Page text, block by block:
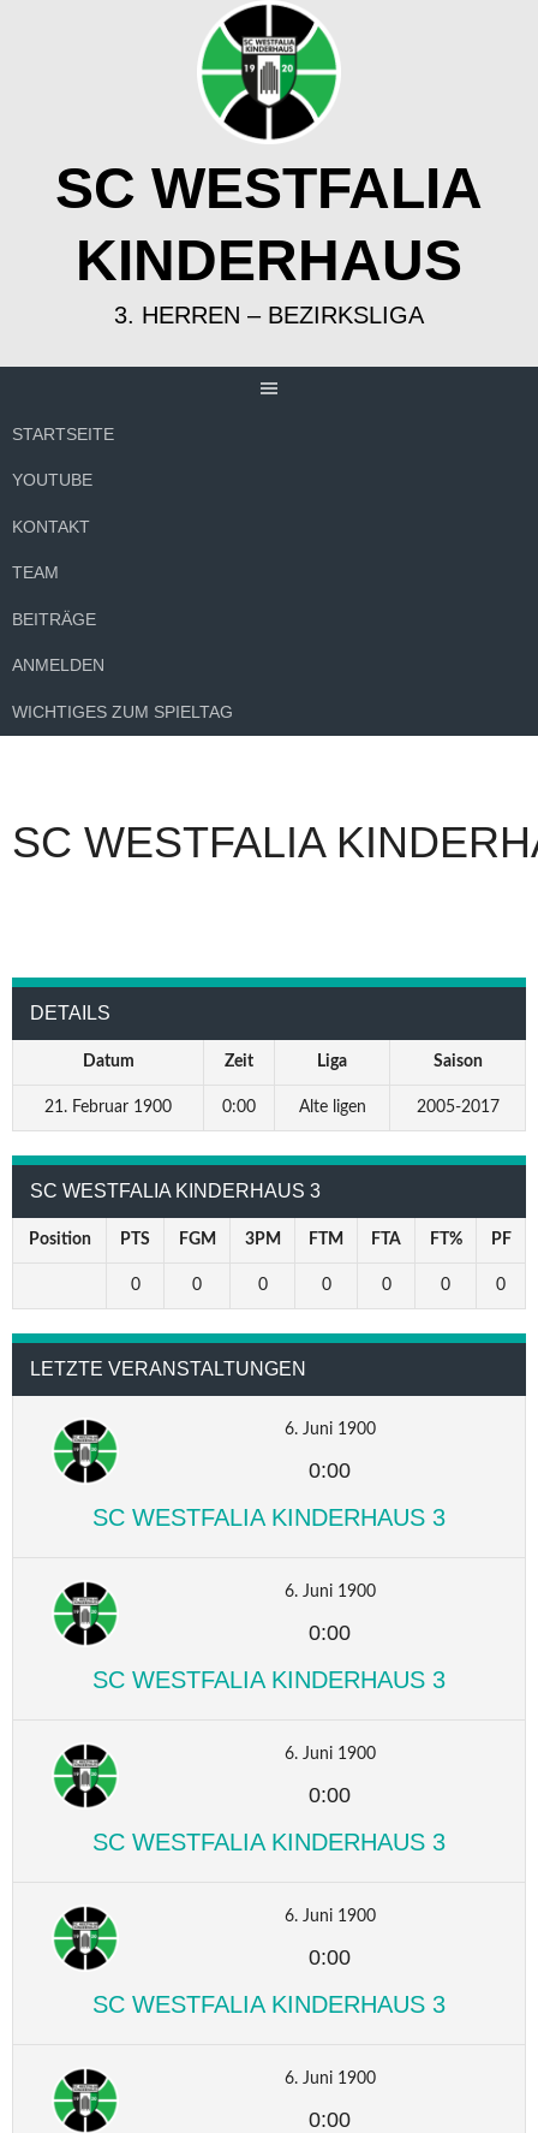
SC WESTFALIA
KINDERHAUS
3. HERREN – BEZIRKSLIGA
STARTSEITE
YOUTUBE
KONTAKT
TEAM
BEITRÄGE
ANMELDEN
WICHTIGES ZUM SPIELTAG
SC WESTFALIA
DETAILS
Datum Zeit Liga Saison
21. Februar 1900 0:00 Alte ligen 2005-2017
SC WESTFALIA KINDERHAUS 3
Position PTS FGM 3PM FTM FTA FT% PF
0 0 0 0 0 0 0
LETZTE VERANSTALTUNGEN
6. Juni 1900
0:00
SC WESTFALIA KINDERHAUS 3
6. Juni 1900
0:00
SC WESTFALIA KINDERHAUS 3
6. Juni 1900
0:00
SC WESTFALIA KINDERHAUS 3
6. Juni 1900
0:00
SC WESTFALIA KINDERHAUS 3
6. Juni 1900
0:00